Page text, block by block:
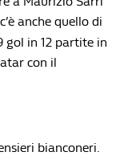
anche quello di
gol in 12 partite in
con il
bianconeri.